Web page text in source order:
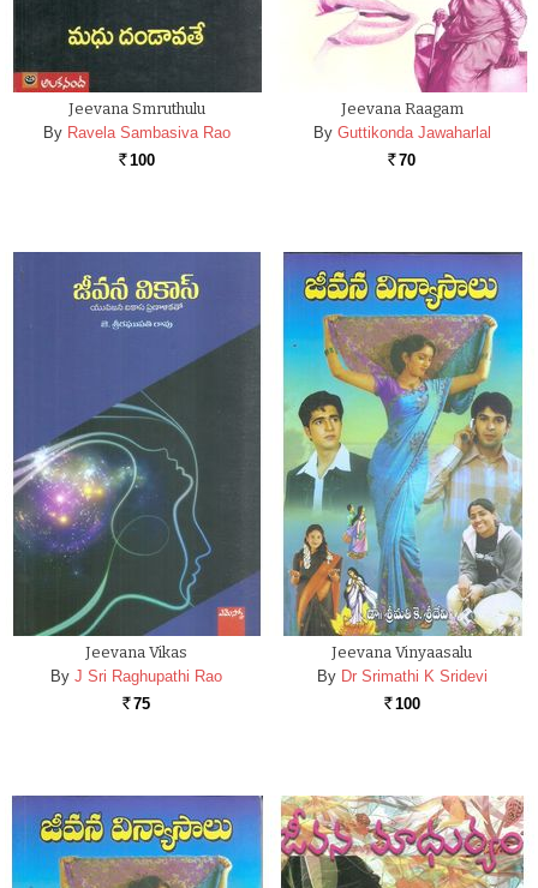
Jeevana Smruthulu
By Ravela Sambasiva Rao
Rs. 100
Jeevana Raagam
By Guttikonda Jawaharlal
Rs. 70
Jeevana Vikas
By J Sri Raghupathi Rao
Rs. 75
Jeevana Vinyaasalu
By Dr Srimathi K Sridevi
Rs. 100